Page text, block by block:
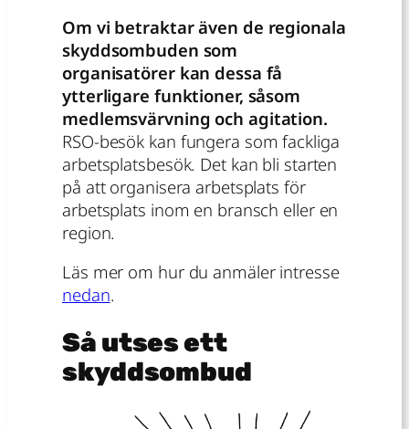
Om vi betraktar även de regionala
skyddsombuden som
organisatörer kan dessa få
ytterligare funktioner, såsom
medlemsvärvning och agitation.
RSO-besök kan fungera som fackliga
arbetsplatsbesök. Det kan bli starten
på att organisera arbetsplats för
arbetsplats inom en bransch eller en
region.
Läs mer om hur du anmäler intresse
nedan.
Så utses ett
skyddsombud